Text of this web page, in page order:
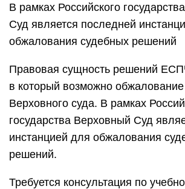
В рамках Российского
Суд является последней
обжалования судебных решений
Правовая сущность решений
в который возможно
Верховного суда. В рамках
государства Верховный Суд
инстанцией для обжалования
решений.
Требуется консультация по